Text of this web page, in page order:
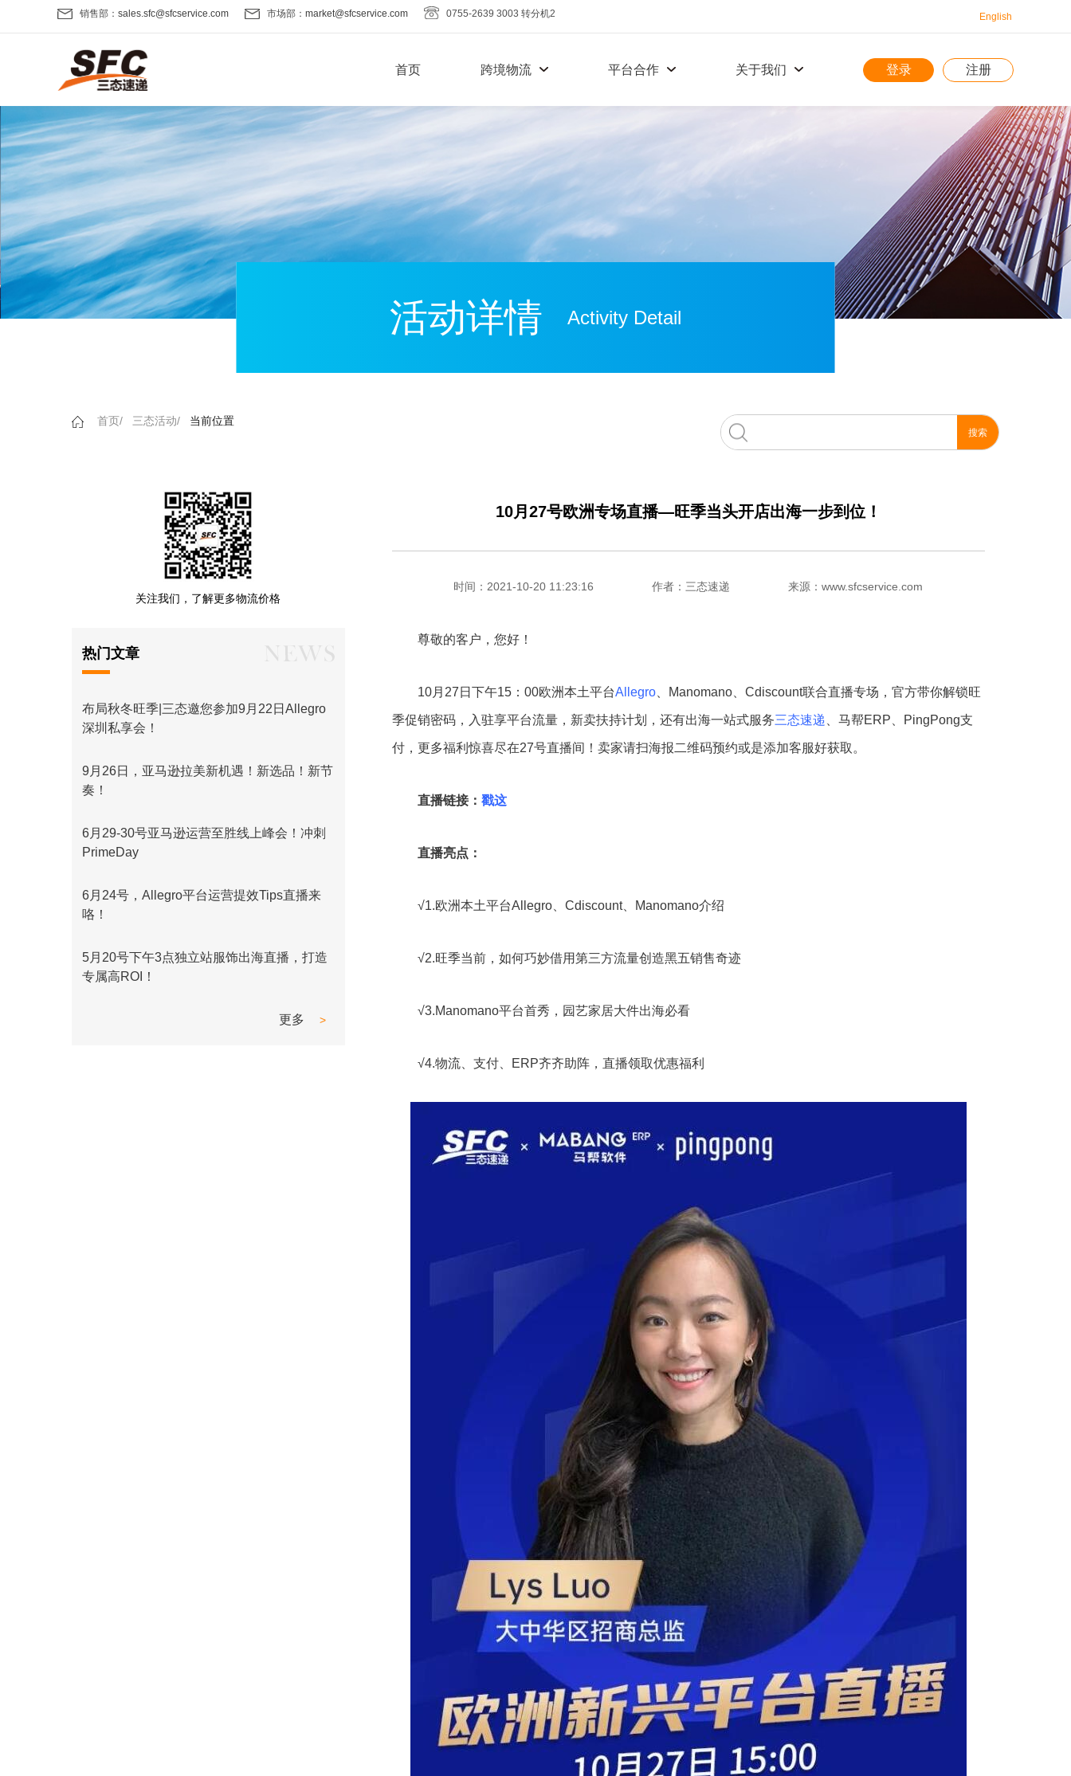
销售部： sales.sfc@sfcservice.com 市场部： market@sfcservice.com 0755-2639 3003 转分机2 English
首页 跨境物流 平台合作 关于我们 登录 注册
活动详情 Activity Detail
首页/ 三态活动/ 当前位置
关注我们，了解更多物流价格
热门文章
布局秋冬旺季|三态邀您参加9月22日Allegro
深圳私享会！
9月26日，亚马逊拉美新机遇！新选品！新节
奏！
6月29-30号亚马逊运营至胜线上峰会！冲刺
PrimeDay
6月24号，Allegro平台运营提效Tips直播来
咯！
5月20号下午3点独立站服饰出海直播，打造
专属高ROI！
更多
10月27号欧洲专场直播—旺季当头开店出海一步到位！
时间：2021-10-20 11:23:16 作者：三态速递 来源：www.sfcservice.com
尊敬的客户，您好！
10月27日下午15：00欧洲本土平台Allegro、Manomano、Cdiscount联合直播专场，官方带你解锁旺
季促销密码，入驻享平台流量，新卖扶持计划，还有出海一站式服务三态速递 、马帮ERP、PingPong支
付，更多福利惊喜尽在27号直播间！卖家请扫海报二维码预约或是添加客服好获取。
直播链接： 戳这
直播亮点：
√1.欧洲本土平台Allegro、Cdiscount、Manomano介绍
√2.旺季当前，如何巧妙借用第三方流量创造黑五销售奇迹
√3.Manomano平台首秀，园艺家居大件出海必看
√4.物流、支付、ERP齐齐助阵，直播领取优惠福利